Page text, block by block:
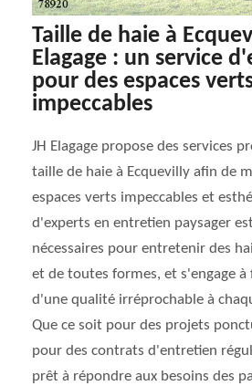
Taille de haie à
Elagage : un service
pour des espaces
impeccables
JH Elagage propose des services
taille de haie à Ecquevilly afin de
espaces verts impeccables et
d'experts en entretien paysager
nécessaires pour entretenir des
et de toutes formes, et s'engage à
d'une qualité irréprochable à
Que ce soit pour des projets
pour des contrats d'entretien
prêt à répondre aux besoins des